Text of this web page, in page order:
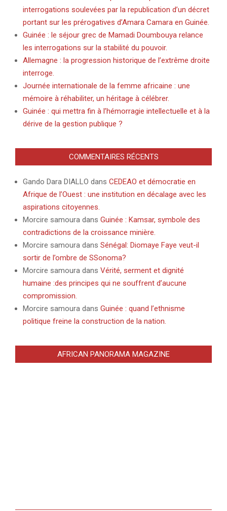
interrogations soulevées par la republication d’un décret
portant sur les prérogatives d’Amara Camara en Guinée.
Guinée : le séjour grec de Mamadi Doumbouya relance
les interrogations sur la stabilité du pouvoir.
Allemagne : la progression historique de l’extrême droite
interroge.
Journée internationale de la femme africaine : une
mémoire à réhabiliter, un héritage à célébrer.
Guinée : qui mettra fin à l’hémorragie intellectuelle et à la
dérive de la gestion publique ?
COMMENTAIRES RÉCENTS
Gando Dara DIALLO dans CEDEAO et démocratie en
Afrique de l’Ouest : une institution en décalage avec les
aspirations citoyennes.
Morcire samoura dans Guinée : Kamsar, symbole des
contradictions de la croissance minière.
Morcire samoura dans Sénégal: Diomaye Faye veut-il
sortir de l’ombre de SSonoma?
Morcire samoura dans Vérité, serment et dignité
humaine :des principes qui ne souffrent d’aucune
compromission.
Morcire samoura dans Guinée : quand l’ethnisme
politique freine la construction de la nation.
AFRICAN PANORAMA MAGAZINE